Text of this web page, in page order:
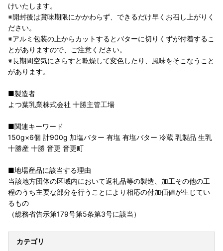
けいたします。
※開封後は賞味期限にかかわらず、できるだけ早くお召し上がりく
ださい。
※アルミ包装の上からカットするとバターに切りくずが付着するこ
とがありますので、ご注意ください。
※長期間空気にさらすと乾燥して変色したり、風味をそこなうこと
があります。
■製造者
よつ葉乳業株式会社 十勝主管工場
■関連キーワード
150g×6個 計900g 加塩バター 有塩 有塩バター 冷蔵 乳製品 生乳
十勝産 十勝 音更 音更町
■地場産品に該当する理由
当該地方団体の区域内において返礼品等の製造、加工その他の工
程のうち主要な部分を行うことにより相応の付加価値が生じてい
るもの
（総務省告示第179号第5条第3号に該当）
カテゴリ